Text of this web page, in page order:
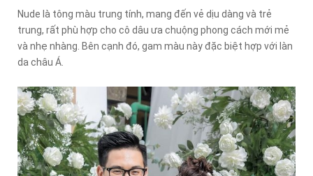
Nude là tông màu trung tính, mang đến vẻ dịu dàng và trẻ
trung, rất phù hợp cho cô dâu ưa chuộng phong cách mới mẻ
và nhẹ nhàng. Bên cạnh đó, gam màu này đặc biệt hợp với làn
da châu Á.